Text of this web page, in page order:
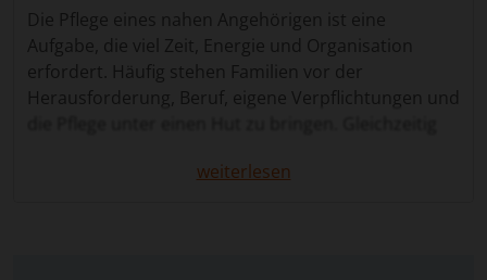
Die Pflege eines nahen Angehörigen ist eine
Aufgabe, die viel Zeit, Energie und Organisation
erfordert. Häufig stehen Familien vor der
Herausforderung, Beruf, eigene Verpflichtungen und
einer Umgebung bleiben, die ihnen vertraut ist. Die
weiterlesen